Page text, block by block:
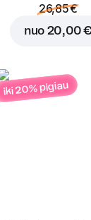
26,85 €
nuo 20,00 €
iki 20% pigiau